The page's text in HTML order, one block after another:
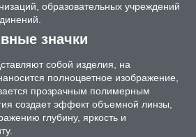
образовательных учреждений
значки
собой изделия, на
полноцветное изображение,
прозрачным полимерным
создает эффект объемной линзы,
глубину, яркость и